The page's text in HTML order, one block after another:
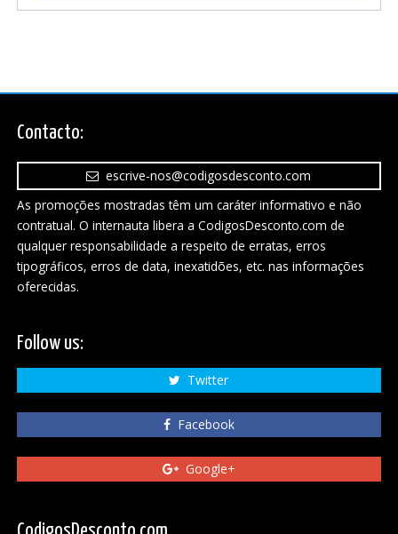
Contacto:
escrive-nos@codigosdesconto.com
As promoções mostradas têm um caráter informativo e não
contratual. O internauta libera a CodigosDesconto.com de
qualquer responsabilidade a respeito de erratas, erros
tipográficos, erros de data, inexatidões, etc. nas informações
oferecidas.
Follow us:
Twitter
Facebook
Google+